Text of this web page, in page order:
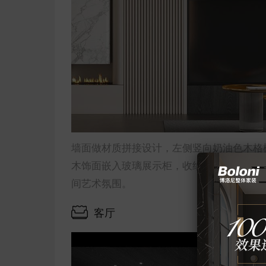
墙面做材质拼接设计，左侧竖向奶油色木
木饰面嵌入玻璃展示柜，收纳与艺术展示
间艺术氛围。
客厅